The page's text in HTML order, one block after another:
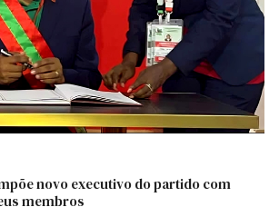
novo executivo do partido com
membros